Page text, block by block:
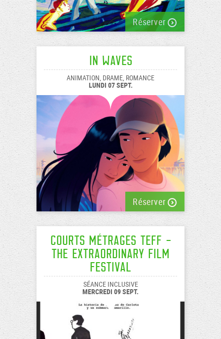
Réserver
In Waves
ANIMATION, DRAME, ROMANCE
LUNDI 07 SEPT.
Réserver
Courts Métrages TEFF -
The Extraordinary Film
Festival
SÉANCE INCLUSIVE
MERCREDI 09 SEPT.